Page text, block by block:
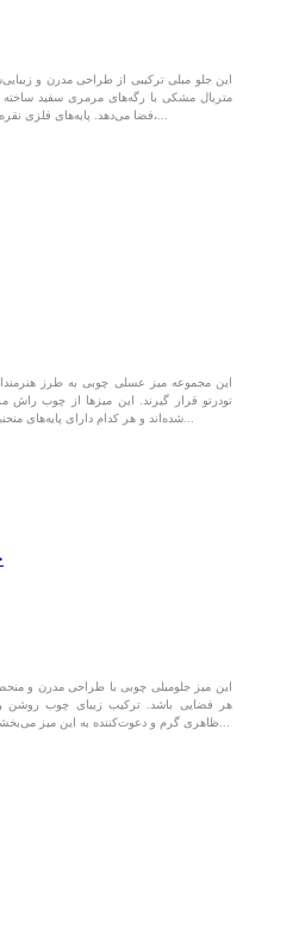
این جلو مبلی ترکیبی از طراحی مدرن و
متریال مشکی با رگه‌های مرمری سفید
فضا می‌دهد. پایه‌های فلزی نقره‌ای رنگ با طراحی ظریف و منحنی،...
این مجموعه میز عسلی چوبی به طرز
تودرتو قرار گیرند. این میزها از چوب
شده‌اند و هر کدام دارای پایه‌های منحنی زیبا هستند که به جذابیت ظاهری...
این میز جلومبلی چوبی با طراحی مدرن و
هر فضایی باشد. ترکیب زیبای چوب روشن
ظاهری گرم و دعوت‌کننده به این میز می‌بخشد. پایه‌های چوبی با طراحی ساده و...